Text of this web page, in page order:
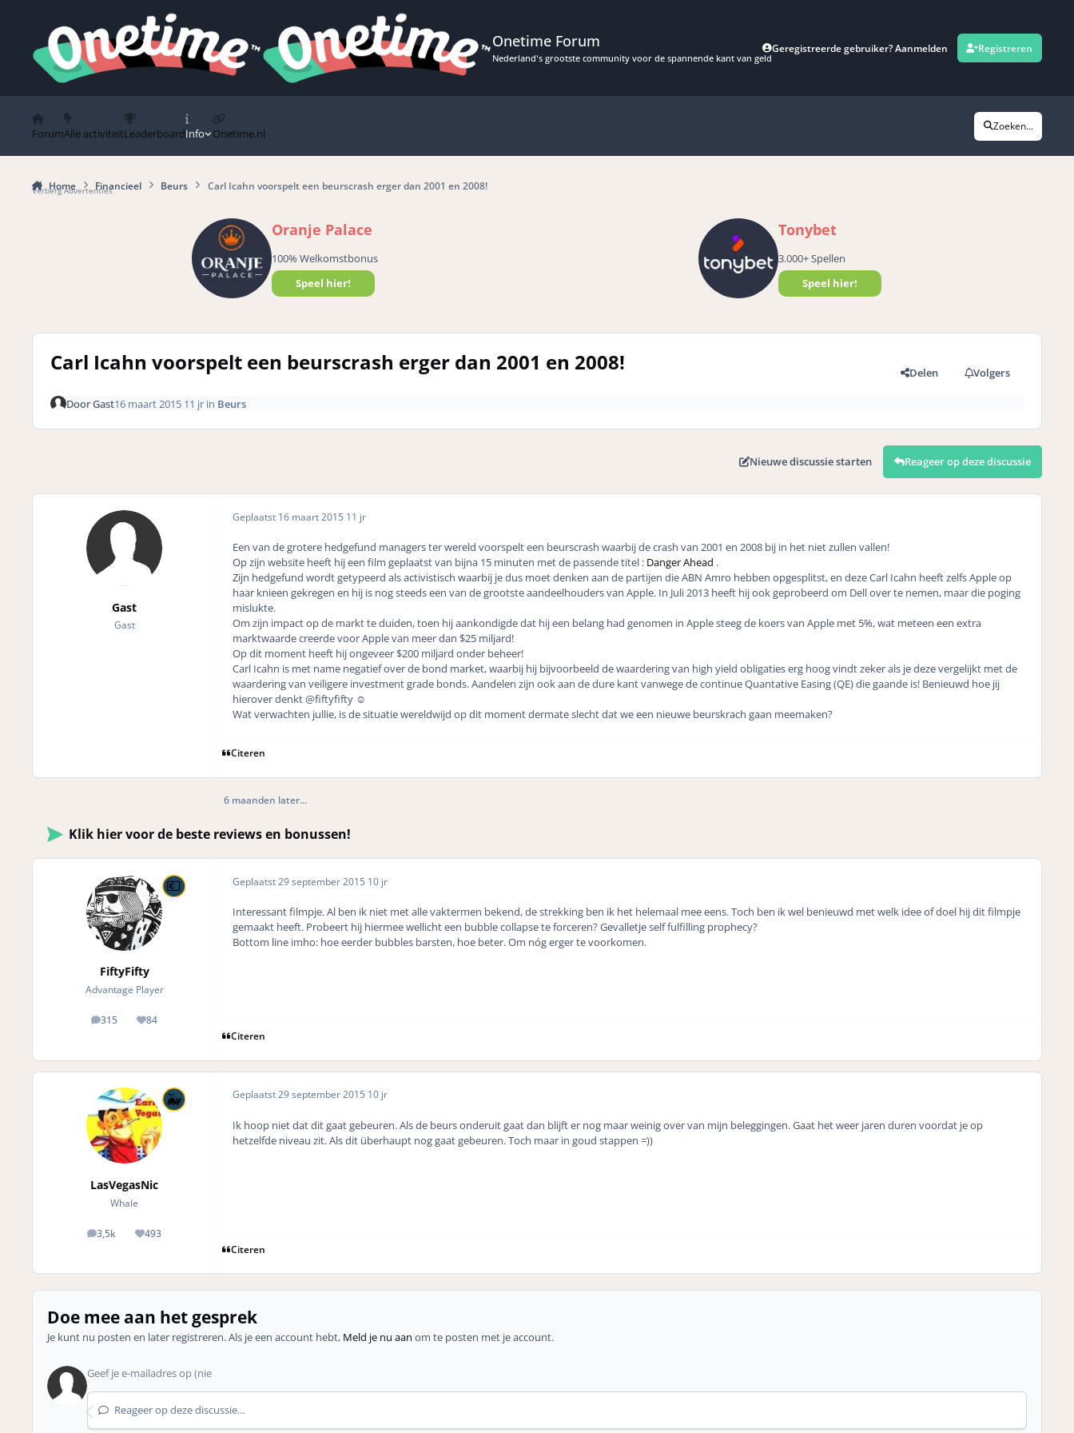
Onetime Forum
Nederland's grootste community voor de spannende kant van geld
Geregistreerde gebruiker? Aanmelden Registreren
ForumAlle activiteitLeaderboardInfo Onetime.nl
Zoeken...
Home Financieel Beurs Carl Icahn voorspelt een beurscrash erger dan 2001 en 2008!
Verberg Advertenties
Oranje Palace
100% Welkomstbonus
Speel hier!
Tonybet
3.000+ Spellen
Speel hier!
Carl Icahn voorspelt een beurscrash erger dan 2001 en 2008! Delen Volgers
DoorGast16 maart 2015 11 jrin Beurs
Nieuwe discussie starten Reageer op deze discussie
Gast
Gast
Geplaatst 16 maart 2015 11 jr
Een van de grotere hedgefund managers ter wereld voorspelt een beurscrash waarbij de crash van 2001 en 2008 bij in het niet zullen vallen!
Op zijn website heeft hij een film geplaatst van bijna 15 minuten met de passende titel : Danger Ahead .
Zijn hedgefund wordt getypeerd als activistisch waarbij je dus moet denken aan de partijen die ABN Amro hebben opgesplitst, en deze Carl Icahn heeft zelfs Apple op
haar knieen gekregen en hij is nog steeds een van de grootste aandeelhouders van Apple. In Juli 2013 heeft hij ook geprobeerd om Dell over te nemen, maar die poging
mislukte.
Om zijn impact op de markt te duiden, toen hij aankondigde dat hij een belang had genomen in Apple steeg de koers van Apple met 5%, wat meteen een extra
marktwaarde creerde voor Apple van meer dan $25 miljard!
Op dit moment heeft hij ongeveer $200 miljard onder beheer!
Carl Icahn is met name negatief over de bond market, waarbij hij bijvoorbeeld de waardering van high yield obligaties erg hoog vindt zeker als je deze vergelijkt met de
waardering van veiligere investment grade bonds. Aandelen zijn ook aan de dure kant vanwege de continue Quantative Easing (QE) die gaande is! Benieuwd hoe jij
hierover denkt @fiftyfifty ☺️
Wat verwachten jullie, is de situatie wereldwijd op dit moment dermate slecht dat we een nieuwe beurskrach gaan meemaken?
Citeren
6 maanden later...
Klik hier voor de beste reviews en bonussen!
FiftyFifty
Advantage Player
315
posts 84
Reputation
Geplaatst29 september 2015 10 jr
Interessant filmpje. Al ben ik niet met alle vaktermen bekend, de strekking ben ik het helemaal mee eens. Toch ben ik wel benieuwd met welk idee of doel hij dit filmpje
gemaakt heeft. Probeert hij hiermee wellicht een bubble collapse te forceren? Gevalletje self fulfilling prophecy?
Bottom line imho: hoe eerder bubbles barsten, hoe beter. Om nóg erger te voorkomen.
Citeren
LasVegasNic
Whale
3,5k
posts 493
Reputation
Geplaatst29 september 2015 10 jr
Ik hoop niet dat dit gaat gebeuren. Als de beurs onderuit gaat dan blijft er nog maar weinig over van mijn beleggingen. Gaat het weer jaren duren voordat je op
hetzelfde niveau zit. Als dit überhaupt nog gaat gebeuren. Toch maar in goud stappen =))
Citeren
Doe mee aan het gesprek
Je kunt nu posten en later registreren. Als je een account hebt, Meld je nu aan om te posten met je account.
Reageer op deze discussie...